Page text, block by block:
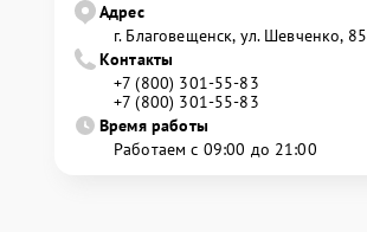
Адрес
г. Благовещенск, ул. Шевченко, 85
Контакты
+7 (800) 301-55-83
+7 (800) 301-55-83
Время работы
Работаем с 09:00 до 21:00